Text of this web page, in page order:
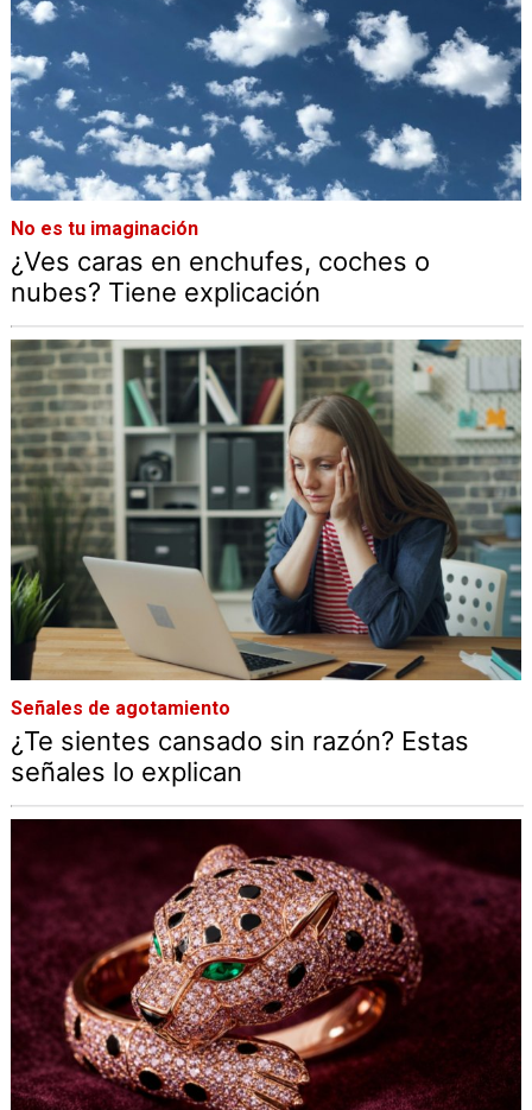
No es tu imaginación
¿Ves caras en enchufes, coches o
nubes? Tiene explicación
Señales de agotamiento
¿Te sientes cansado sin razón? Estas
señales lo explican